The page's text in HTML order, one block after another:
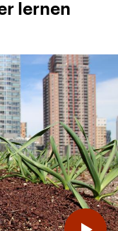
lernen